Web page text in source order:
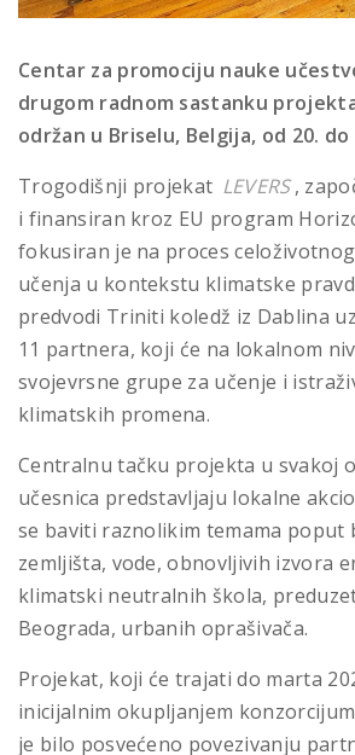
Centar za promociju nauke
drugom radnom sastanku
održan u Briselu, Belgija, od 20. do
Trogodišnji projekat LEVERS,
i finansiran kroz EU program
fokusiran je na proces
učenja u kontekstu klimatske
predvodi Triniti koledž iz Dablina
11 partnera, koji će na lokalnom
svojevrsne grupe za učenje i
klimatskih promena.
Centralnu tačku projekta u svakoj
učesnica predstavljaju lokalne
se baviti raznolikim temama poput
zemljišta, vode, obnovljivih izvora
klimatski neutralnih škola,
Beograda, urbanih oprašivača.
Projekat, koji će trajati do marta
inicijalnim okupljanjem
je bilo posvećeno povezivanju